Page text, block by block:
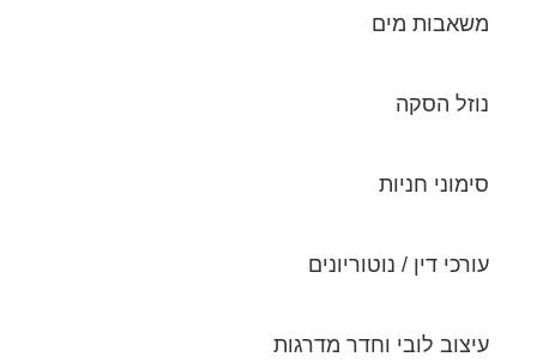
משאבות מים
נוזל הסקה
סימוני חניות
עורכי דין / נוטוריונים
עיצוב לובי וחדר מדרגות